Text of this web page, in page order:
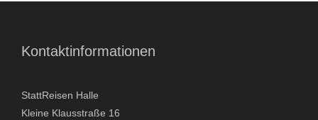
l
e
r
Kontaktinformationen
StattReisen Halle
Kleine Klausstraße 16